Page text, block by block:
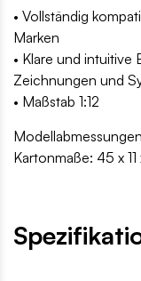
• Vollständig
Marken
• Klare und intuitive
Zeichnungen und
• Maßstab 1:12
Kartonmaße: 45 x